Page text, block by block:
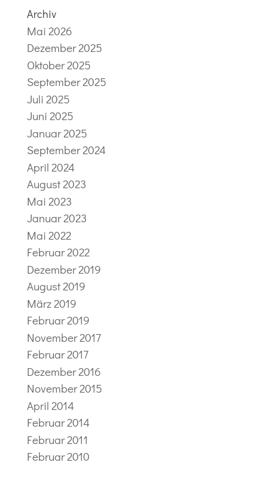
Archiv
Mai 2026
Dezember 2025
Oktober 2025
September 2025
Juli 2025
Juni 2025
Januar 2025
September 2024
April 2024
August 2023
Mai 2023
Januar 2023
Mai 2022
Februar 2022
Dezember 2019
August 2019
März 2019
Februar 2019
November 2017
Februar 2017
Dezember 2016
November 2015
April 2014
Februar 2014
Februar 2011
Februar 2010